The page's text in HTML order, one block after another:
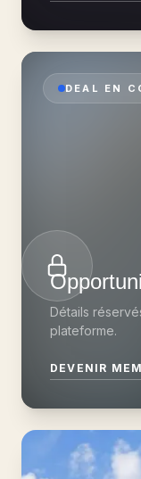
DEAL EN
Détails
plateforme.
DEVENIR